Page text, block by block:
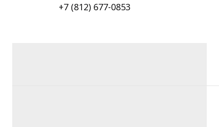
+7 (812) 677-0853